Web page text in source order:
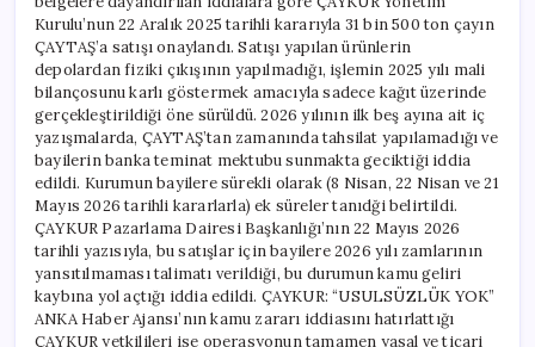
Kurulu’nun 22 Aralık 2025 tarihli kararıyla 31 bin 500 ton çayın
ÇAYTAŞ’a satışı onaylandı. Satışı yapılan ürünlerin
depolardan fiziki çıkışının yapılmadığı, işlemin 2025 yılı mali
bilançosunu karlı göstermek amacıyla sadece kağıt üzerinde
gerçekleştirildiği öne sürüldü. 2026 yılının ilk beş ayına ait iç
yazışmalarda, ÇAYTAŞ’tan zamanında tahsilat yapılamadığı ve
bayilerin banka teminat mektubu sunmakta geciktiği iddia
edildi. Kurumun bayilere sürekli olarak (8 Nisan, 22 Nisan ve 21
Mayıs 2026 tarihli kararlarla) ek süreler tanıdği belirtildi.
ÇAYKUR Pazarlama Dairesi Başkanlığı’nın 22 Mayıs 2026
tarihli yazısıyla, bu satışlar için bayilere 2026 yılı zamlarının
yansıtılmaması talimatı verildiği, bu durumun kamu geliri
kaybına yol açtığı iddia edildi. ÇAYKUR: “USULSÜZLÜK YOK”
ANKA Haber Ajansı’nın kamu zararı iddiasını hatırlattığı
ÇAYKUR yetkilileri ise operasyonun tamamen yasal ve ticari